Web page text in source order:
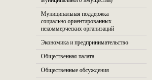
Муниципальная поддержка
социально ориентированных
некоммерческих организаций
Экономика и предпринимательство
Общественная палата
Общественные обсуждения